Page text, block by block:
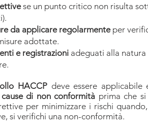
se un punto critico non risulta
da applicare regolarmenteper
adottate.
e registrazioniadeguati alla natura
HACCP deve essere
di non conformità prima che
per minimizzare i rischi
si verifichi una non-conformità.